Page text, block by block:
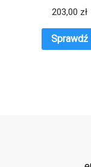
203,00 zł
Sprawdź